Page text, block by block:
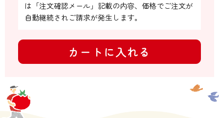
は「注文確認メール」記載の内容、価格でご注文が
自動継続されご請求が発生します。
カートに入れる